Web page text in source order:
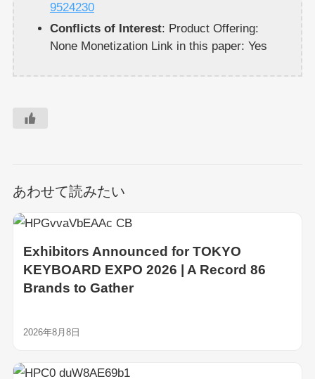
9524230
Conflicts of Interest: Product Offering:
None Monetization Link in this paper: Yes
あわせて読みたい
Exhibitors Announced for TOKYO
KEYBOARD EXPO 2026 | A Record 86
Brands to Gather
2026年8月8日